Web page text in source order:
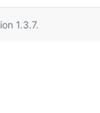
1.3.7.